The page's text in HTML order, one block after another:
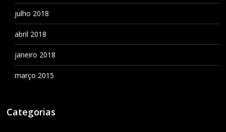
julho 2018
abril 2018
janeiro 2018
março 2015
Categorias